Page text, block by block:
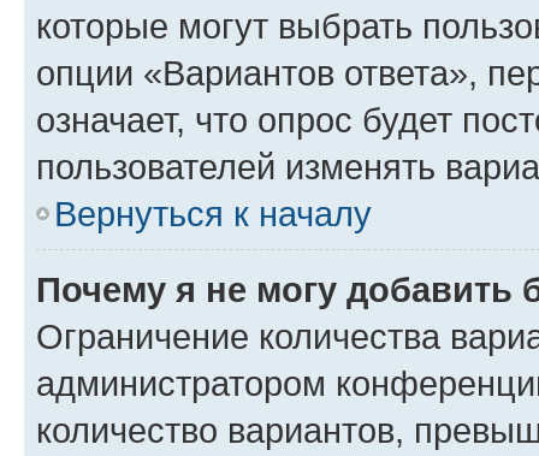
которые могут выбрать
опции «Вариантов ответа»,
означает, что опрос будет
пользователей изменять
Вернуться к началу
Почему я не могу добавить
Ограничение количества
администратором
количество вариантов,